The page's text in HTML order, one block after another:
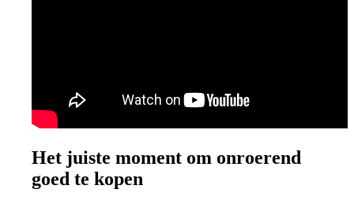
Het juiste moment om onroerend
goed te kopen